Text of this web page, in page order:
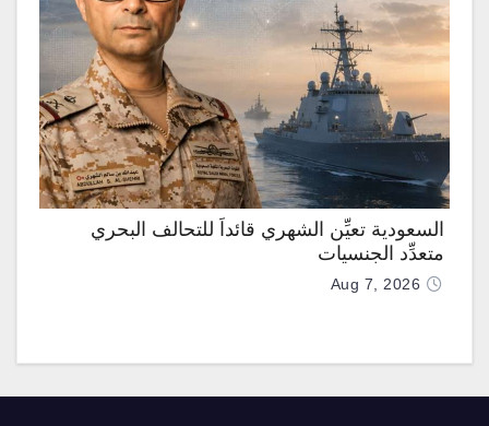
السعودية تعيِّن الشهري قائداً للتحالف البحري
متعدِّد الجنسيات
Aug 7, 2026